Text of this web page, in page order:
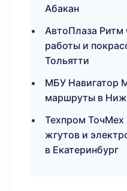
Абакан
АвтоПлаза
работы и
Тольятти
МБУ Навигатор
маршруты в
Техпром
жгутов и
в Екатеринбург